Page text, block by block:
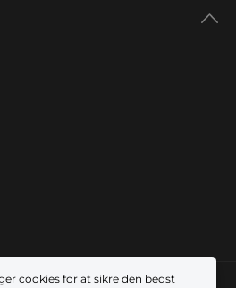
cookies for at sikre den bedst